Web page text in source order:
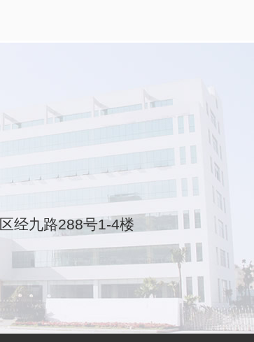
经九路288号1-4楼